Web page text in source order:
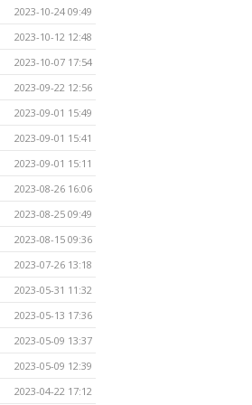
2023-10-24 09:49
2023-10-12 12:48
2023-10-07 17:54
2023-09-22 12:56
2023-09-01 15:49
2023-09-01 15:41
2023-09-01 15:11
2023-08-26 16:06
2023-08-25 09:49
2023-08-15 09:36
2023-07-26 13:18
2023-05-31 11:32
2023-05-13 17:36
2023-05-09 13:37
2023-05-09 12:39
2023-04-22 17:12